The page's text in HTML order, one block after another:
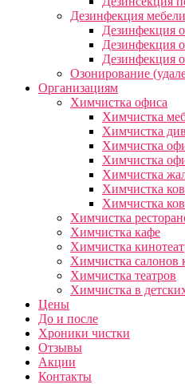
Дезинфекция мебели
Дезинфекция
Дезинфекция
Дезинфекция
Озонирование
Организациям
Химчистка офиса
Химчистка
Химчистка
Химчистка
Химчистка
Химчистка
Химчистка
Химчистка
Химчистка
Химчистка кафе
Химчистка
Химчистка салонов
Химчистка театров
Химчистка в
Цены
До и после
Хроники чистки
Отзывы
Акции
Контакты